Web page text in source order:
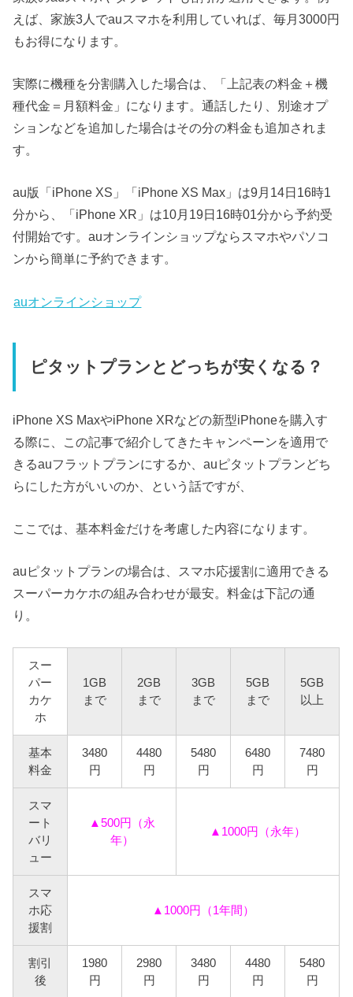
えば、家族3人でauスマホを利用していれば、毎月3000円
もお得になります。
実際に機種を分割購入した場合は、「上記表の料金＋機
種代金＝月額料金」になります。通話したり、別途オプ
ションなどを追加した場合はその分の料金も追加されま
す。
au版「iPhone XS」「iPhone XS Max」は9月14日16時1
分から、「iPhone XR」は10月19日16時01分から予約受
付開始です。auオンラインショップならスマホやパソコ
ンから簡単に予約できます。
auオンラインショップ
ピタットプランとどっちが安くなる？
iPhone XS MaxやiPhone XRなどの新型iPhoneを購入す
る際に、この記事で紹介してきたキャンペーンを適用で
きるauフラットプランにするか、auピタットプランどち
らにした方がいいのか、という話ですが、
ここでは、基本料金だけを考慮した内容になります。
auピタットプランの場合は、スマホ応援割に適用できる
スーパーカケホの組み合わせが最安。料金は下記の通
り。
スー
パー
カケ
ホ
1GB
まで
2GB
まで
3GB
まで
5GB
まで
5GB
以上
基本
料金
3480
円
4480
円
5480
円
6480
円
7480
円
スマ
ート
バリ
ュー
▲500円（永
年）
▲1000円（永年）
スマ
ホ応
援割
▲1000円（1年間）
割引
後
1980
円
2980
円
3480
円
4480
円
5480
円